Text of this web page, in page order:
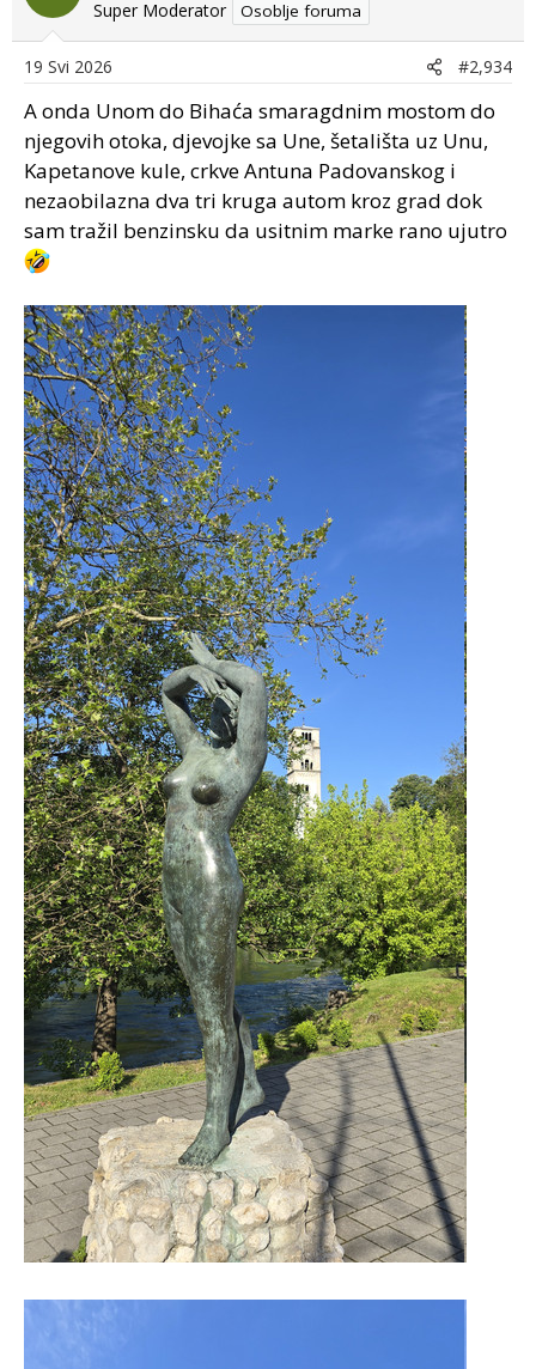
n
s
Super Moderator Osoblje foruma
19 Svi 2026 #2,934
A onda Unom do Bihaća smaragdnim mostom do
njegovih otoka, djevojke sa Une, šetališta uz Unu,
Kapetanove kule, crkve Antuna Padovanskog i
nezaobilazna dva tri kruga autom kroz grad dok
sam tražil benzinsku da usitnim marke rano ujutro